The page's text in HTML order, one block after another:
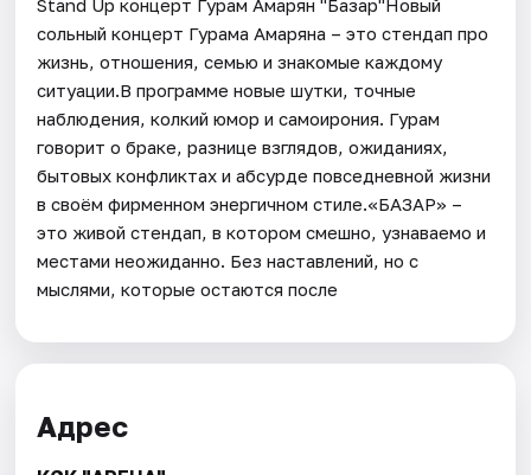
Stand Up концерт Гурам Амарян "Базар"Новый
сольный концерт Гурама Амаряна – это стендап про
жизнь, отношения, семью и знакомые каждому
ситуации.В программе новые шутки, точные
наблюдения, колкий юмор и самоирония. Гурам
говорит о браке, разнице взглядов, ожиданиях,
бытовых конфликтах и абсурде повседневной жизни
в своём фирменном энергичном стиле.«БАЗАР» –
это живой стендап, в котором смешно, узнаваемо и
местами неожиданно. Без наставлений, но с
мыслями, которые остаются после
Адрес